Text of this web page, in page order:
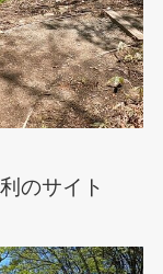
のサイト